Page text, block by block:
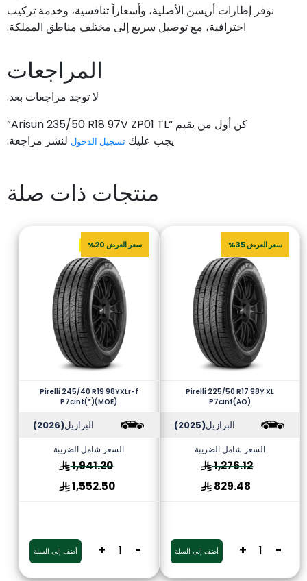
نوفر إطارات أريسن الأصلية، وأسعاراً تنافسية، وخدمة تركيب
احترافية، مع توصيل سريع إلى مختلف مناطق المملكة.
المراجعات
لا توجد مراجعات بعد.
كن أول من يقيم “Arisun 235/50 R18 97V ZP01 TL”
يجب عليك تسجيل الدخول لنشر مراجعة.
منتجات ذات صلة
سعر العرض 35%
Pirelli 225/50 R17 98Y XL
P7cint(AO)
البرازيل(2025)
السعر شامل الضريبة
1,276.12
829.48
-
+ أضف إلى السلة
سعر العرض 20%
Pirelli 245/40 R19 98YXLr-f
P7cint(*)(MOE)
البرازيل(2026)
السعر شامل الضريبة
1,941.20
1,552.50
-
+ أضف إلى السلة